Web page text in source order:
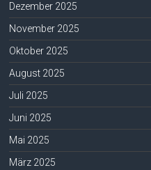
Dezember 2025
November 2025
Oktober 2025
August 2025
Juli 2025
Juni 2025
Mai 2025
März 2025